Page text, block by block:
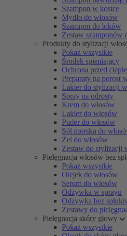
Szampon w kostce
Mydło do włosów
Szampon do loków
Zestaw szamponów
Produkty do stylizacji
Pokaż wszystkie
Środek spieniający
Ochrona przed
Preparaty na porost
Lakier do stylizacji
Spray na odrosty
Krem do włosów
Lakier do włosów
Puder do włosów
Sól morska do
Żel do włosów
Zestaw do stylizacji
Pielęgnacja włosów bez
Pokaż wszystkie
Olejek do włosów
Serum do włosów
Odżywka w sprayu
Odżywka bez
Zestawy do
Pielęgnacja skóry głowy
Pokaż wszystkie